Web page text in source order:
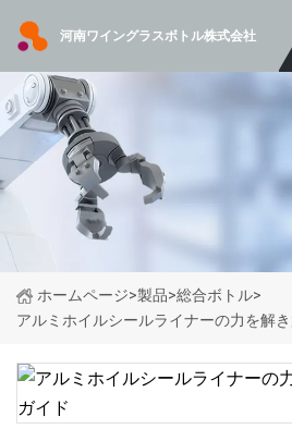
河南ワイングラスボトル株式会社
ホームページ>製品>総合ボトル>
アルミホイルシールライナーの力を解